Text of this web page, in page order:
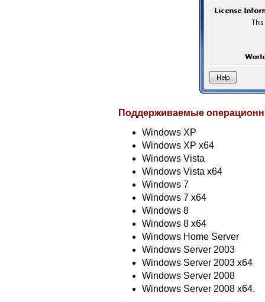
Поддерживаемые
Windows XP
Windows XP x64
Windows Vista
Windows Vista x64
Windows 7
Windows 7 x64
Windows 8
Windows 8 x64
Windows Home Server
Windows Server 2003
Windows Server 2003 x64
Windows Server 2008
Windows Server 2008 x64.